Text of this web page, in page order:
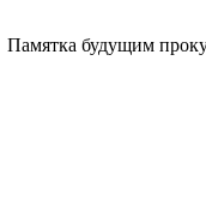
Памятка будущим